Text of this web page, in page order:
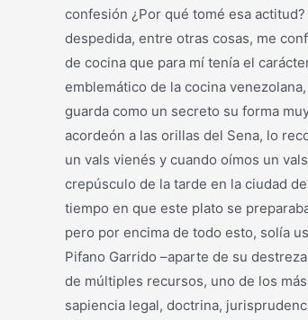
confesión ¿Por qué tomé esa
despedida, entre otras cosas, me
de cocina que para mí tenía el
emblemático de la cocina
guarda como un secreto su forma
acordeón a las orillas del Sena, lo
un vals vienés y cuando oímos un
crepúsculo de la tarde en la ciudad
tiempo en que este plato se
pero por encima de todo esto, solía
Pifano Garrido –aparte de su
de múltiples recursos, uno de los
sapiencia legal, doctrina,